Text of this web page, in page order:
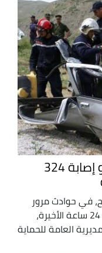
حوادث المرور: وفاة شخصين و إصابة 324
بجروح، في حوادث مرور
وقعت بعدة ولايات من الوطن، خلال الـ 24 ساعة الأخيرة،
العامة للحماية